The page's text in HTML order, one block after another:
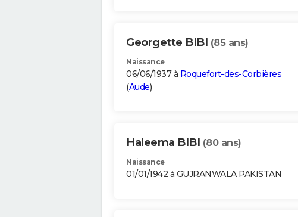
Georgette BIBI (85 ans)
Naissance
06/06/1937 à Roquefort-des-Corbières
(Aude)
Haleema BIBI (80 ans)
Naissance
01/01/1942 à GUJRANWALA PAKISTAN